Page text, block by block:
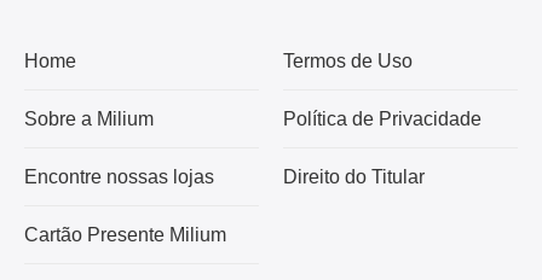
Home
Sobre a Milium
Encontre nossas lojas
Cartão Presente Milium
Termos de Uso
Política de Privacidade
Direito do Titular